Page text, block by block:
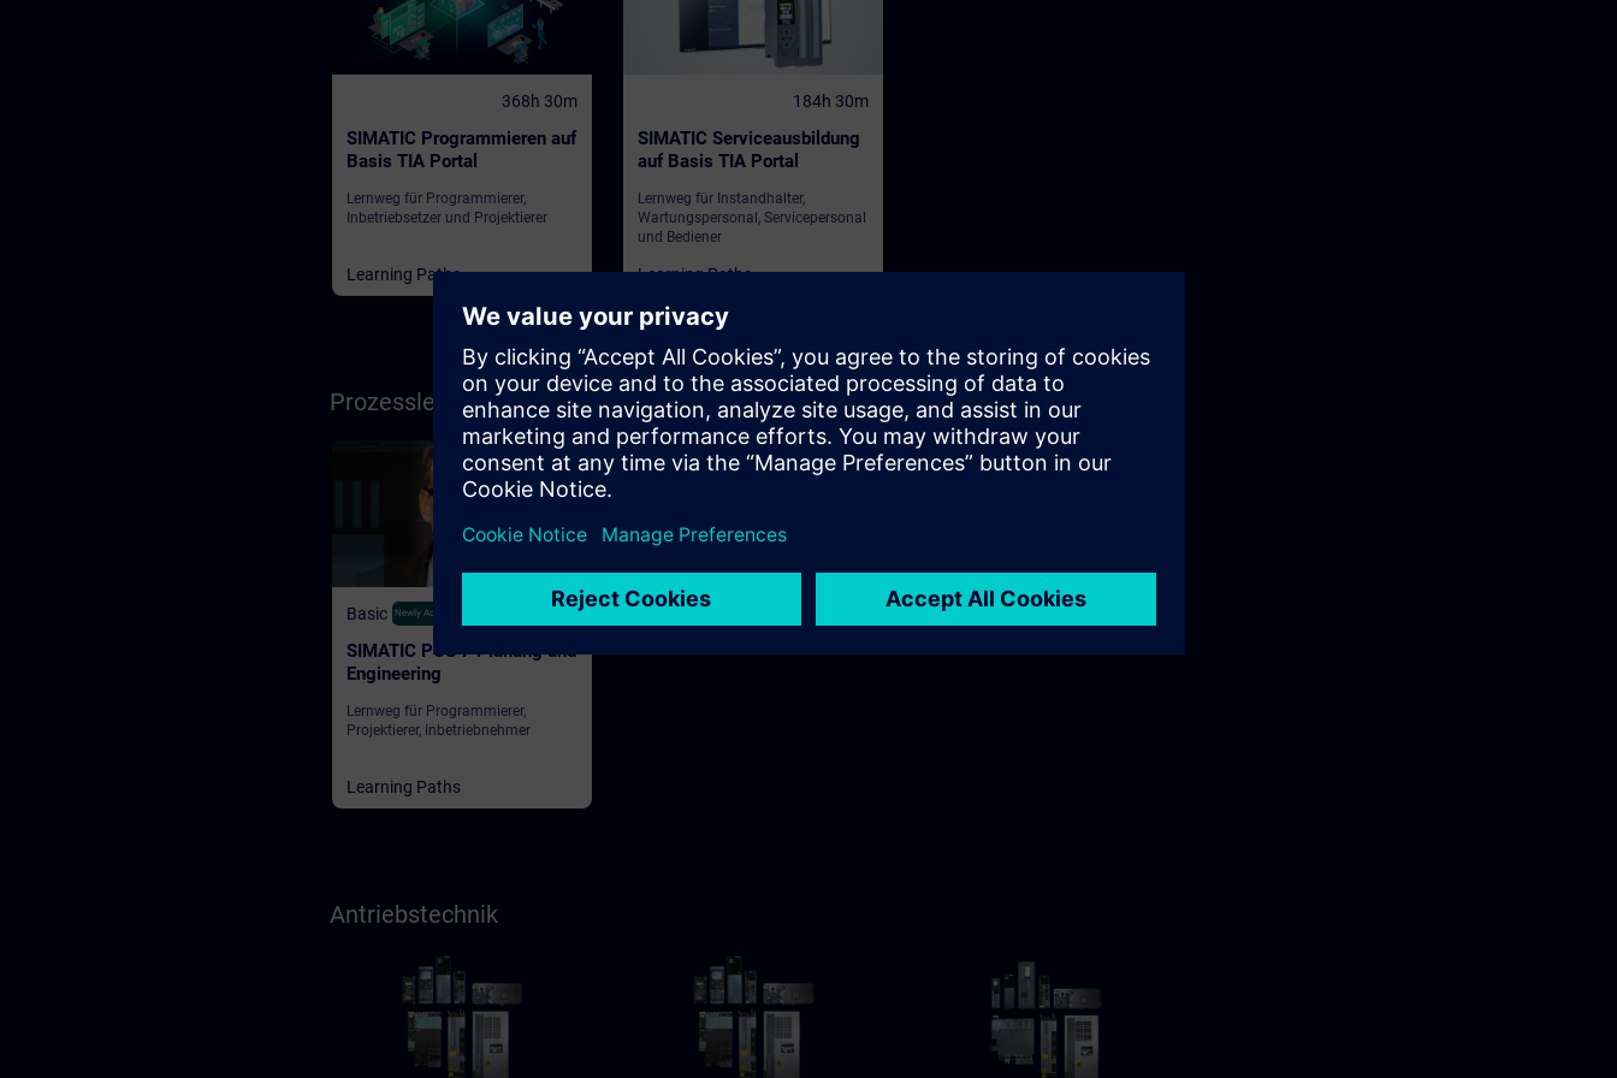
368h 30m
SIMATIC Programmieren auf
Basis TIA Portal
Lernweg für Programmierer,
Inbetriebsetzer und Projektierer
Learning Paths
184h 30m
SIMATIC Serviceausbildung
auf Basis TIA Portal
Lernweg für Instandhalter,
Wartungspersonal, Servicepersonal
und Bediener
Learning Paths
Prozessleittechnik
Basic Newly Added 350h 30m
SIMATIC PCS 7 Planung und
Engineering
Lernweg für Programmierer,
Projektierer, Inbetriebnehmer
Learning Paths
Antriebstechnik